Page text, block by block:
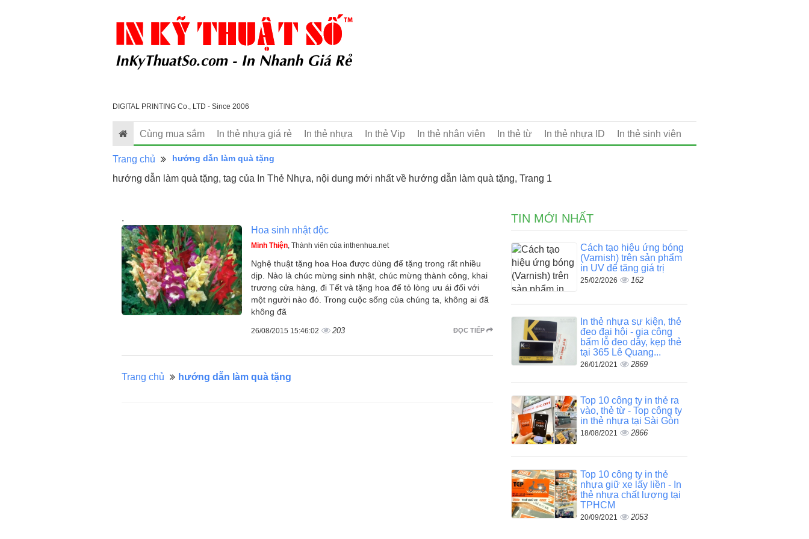
DIGITAL PRINTING Co., LTD - Since 2006
Cùng mua sắm In thẻ nhựa giá rẻ In thẻ nhựa In thẻ Vip In thẻ nhân viên In thẻ từ In thẻ nhựa ID In thẻ sinh viên
Trang chủ hướng dẫn làm quà tặng
hướng dẫn làm quà tặng, tag của In Thẻ Nhựa, nội dung mới nhất về hướng dẫn làm quà tặng, Trang 1
.
Hoa sinh nhật độc
Minh Thiện , Thành viên của inthenhua.net
Nghệ thuật tặng hoa Hoa được dùng để tặng trong rất nhiều
dịp. Nào là chúc mừng sinh nhật, chúc mừng thành công, khai
trương cửa hàng, đi Tết và tặng hoa để tỏ lòng ưu ái đối với
một người nào đó. Trong cuộc sống của chúng ta, không ai đã
không đã
ĐỌC TIẾP
26/08/2015 15:46:02 203
Trang chủ hướng dẫn làm quà tặng
TIN MỚI NHẤT
Cách tạo hiệu ứng bóng
(Varnish) trên sản phẩm
in UV để tăng giá trị
25/02/2026 162
In thẻ nhựa sự kiện, thẻ
đeo đại hội - gia công
bấm lỗ đeo dây, kẹp thẻ
tại 365 Lê Quang...
26/01/2021 2869
Top 10 công ty in thẻ ra
vào, thẻ từ - Top công ty
in thẻ nhựa tại Sài Gòn
18/08/2021 2866
Top 10 công ty in thẻ
nhựa giữ xe lấy liền - In
thẻ nhựa chất lượng tại
TPHCM
20/09/2021 2053